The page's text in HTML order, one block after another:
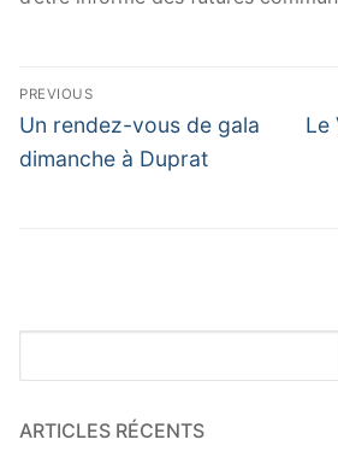
Navigation
de
l’article
PREVIOUS
Previous
post:
Un rendez-vous de gala
dimanche à Duprat
Le
ARTICLES RÉCENTS